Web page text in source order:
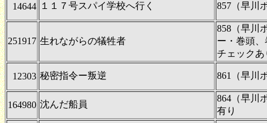
14644 １１７号スパイ学校へ行く 857（早川
251917 生れながらの犠牲者
858（早川
ー・巻頭
チェックあ
12303 秘密指令ー叛逆 861（早川
164980 沈んだ船員
864（早川
有り